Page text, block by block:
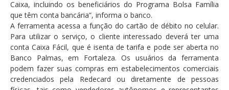
Caixa, incluindo os beneficiários do Programa Bolsa Família
que têm conta bancária”, informa o banco.
A ferramenta acessa a função do cartão de débito no celular.
Para utilizar o serviço, o cliente interessado deverá ter uma
conta Caixa Fácil, que é isenta de tarifa e pode ser aberta no
Banco Palmas, em Fortaleza. Os usuários da ferramenta
podem fazer suas compras em estabelecimentos comerciais
credenciados pela Redecard ou diretamente de pessoas